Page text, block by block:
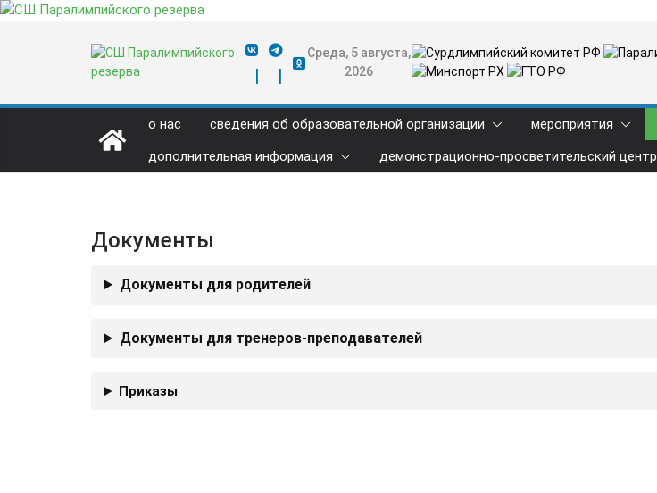
Перейти
Среда, 5 августа,
2026
о нас сведения об образовательной организации мероприятия
дополнительная информация
демонстрационно-просветительский центр
Документы
Документы для родителей
Документы для тренеров-преподавателей
Приказы